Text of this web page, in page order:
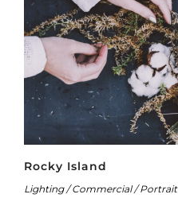
Rocky Island
Lighting / Commercial / Portrait